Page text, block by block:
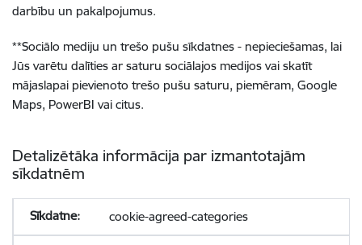
darbību un pakalpojumus.
**Sociālo mediju un trešo pušu sīkdatnes - nepieciešamas, lai
Jūs varētu dalīties ar saturu sociālajos medijos vai skatīt
mājaslapai pievienoto trešo pušu saturu, piemēram, Google
Maps, PowerBI vai citus.
Detalizētāka informācija par izmantotajām
sīkdatnēm
cookie-agreed-categories